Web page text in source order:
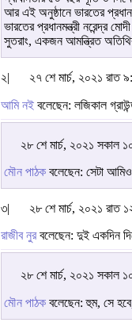
আর এই অনুষ্ঠানে ভারতের
ভারতের প্রধানমন্ত্রী নরেন্দ্র
সুতরাং, একজন আমন্ত্রিত
২| ২৭ শে মার্চ, ২০২১ রাত
আমি নই বলেছেন: লজিকাল
২৮ শে মার্চ, ২০২১ সকাল
মৌন পাঠক বলেছেন: সেটা
৩| ২৮ শে মার্চ, ২০২১ রাত
রাজীব নুরবলেছেন: দুই একদিন
২৮ শে মার্চ, ২০২১ সকাল
মৌন পাঠক বলেছেন: হুম, সে